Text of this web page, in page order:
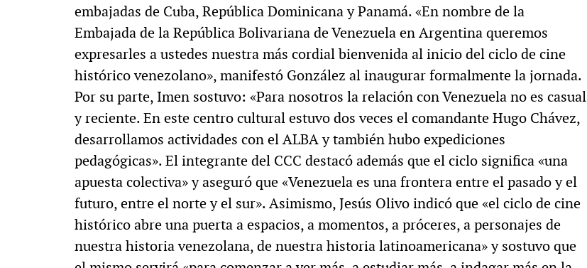
embajadas de Cuba, República Dominicana y Panamá. «En nombre de la
Embajada de la República Bolivariana de Venezuela en Argentina queremos
expresarles a ustedes nuestra más cordial bienvenida al inicio del ciclo de cine
histórico venezolano», manifestó González al inaugurar formalmente la jornada.
Por su parte, Imen sostuvo: «Para nosotros la relación con Venezuela no es casual
y reciente. En este centro cultural estuvo dos veces el comandante Hugo Chávez,
desarrollamos actividades con el ALBA y también hubo expediciones
pedagógicas». El integrante del CCC destacó además que el ciclo significa «una
apuesta colectiva» y aseguró que «Venezuela es una frontera entre el pasado y el
futuro, entre el norte y el sur». Asimismo, Jesús Olivo indicó que «el ciclo de cine
histórico abre una puerta a espacios, a momentos, a próceres, a personajes de
nuestra historia venezolana, de nuestra historia latinoamericana» y sostuvo que